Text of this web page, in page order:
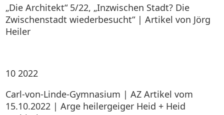
„Die Architekt“ 5/22, „Inzwischen Stadt? Die
Zwischenstadt wiederbesucht“ | Artikel von Jörg
Heiler
10 2022
Carl-von-Linde-Gymnasium | AZ Artikel vom
15.10.2022 | Arge heilergeiger Heid + Heid